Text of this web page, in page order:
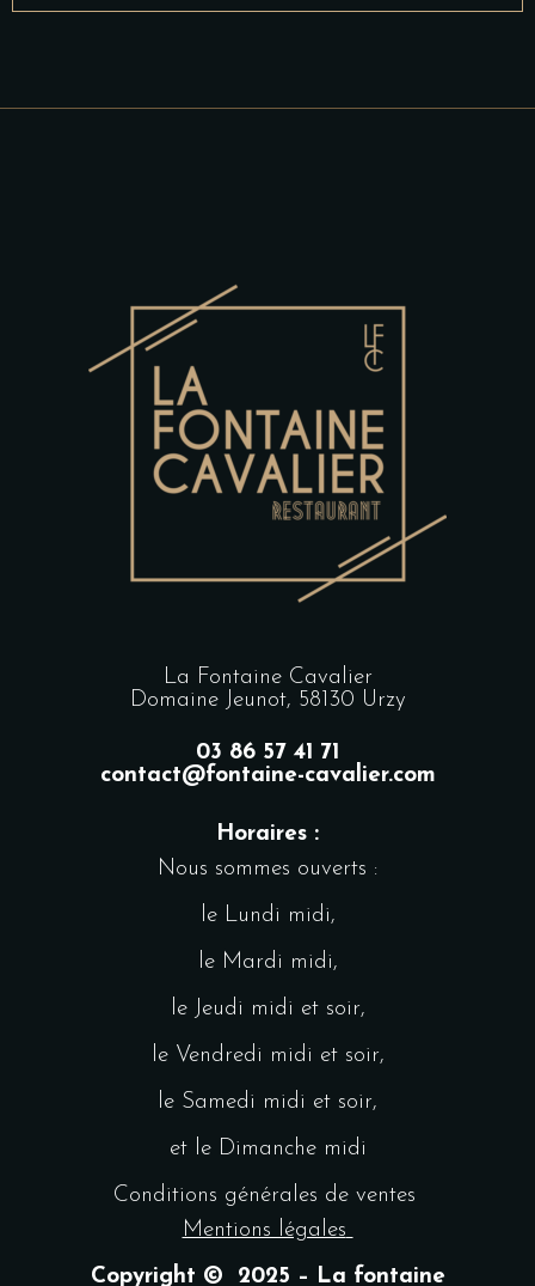
La Fontaine Cavalier
Domaine Jeunot, 58130 Urzy
03 86 57 41 71
contact@fontaine-cavalier.com
Horaires :
Nous sommes ouverts :
le Lundi midi,
le Mardi midi,
le Jeudi midi et soir,
le Vendredi midi et soir,
le Samedi midi et soir,
et le Dimanche midi
Conditions générales de ventes
Mentions légales
Copyright © 2025 – La fontaine